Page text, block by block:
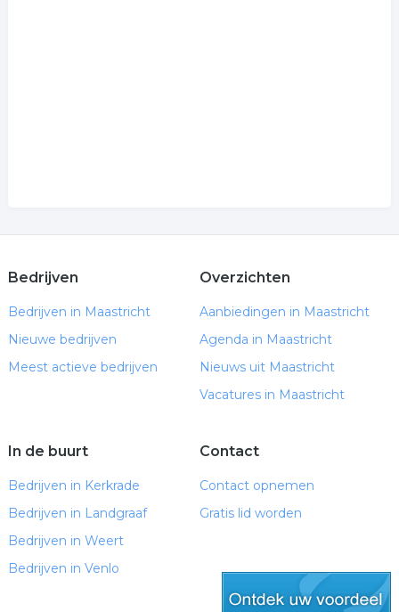
Bedrijven
Bedrijven in Maastricht
Nieuwe bedrijven
Meest actieve bedrijven
Overzichten
Aanbiedingen in Maastricht
Agenda in Maastricht
Nieuws uit Maastricht
Vacatures in Maastricht
In de buurt
Bedrijven in Kerkrade
Bedrijven in Landgraaf
Bedrijven in Weert
Bedrijven in Venlo
Contact
Contact opnemen
Gratis lid worden